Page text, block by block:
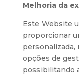
Melhoria da
Este Website
proporcionar
personalizada,
opções de
possibilitando